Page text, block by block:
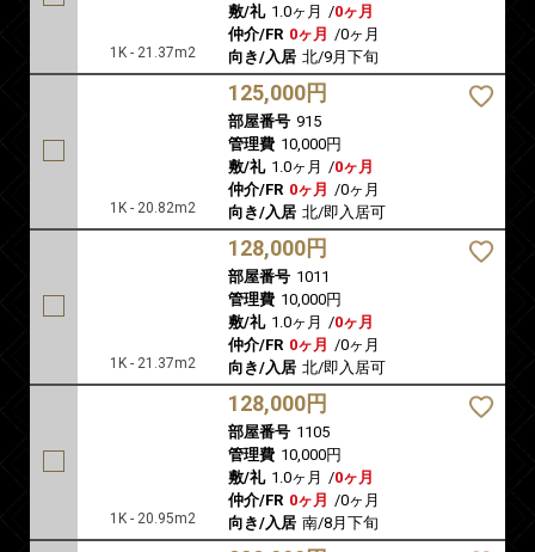
1K - 21.37m2
敷/礼 1.0ヶ月 /0ヶ月
仲介/FR 0ヶ月 /0ヶ月
向き/入居 北/9月下旬
1K - 20.82m2
125,000円
部屋番号 915
管理費 10,000円
敷/礼 1.0ヶ月 /0ヶ月
仲介/FR 0ヶ月 /0ヶ月
向き/入居 北/即入居可
1K - 21.37m2
128,000円
部屋番号 1011
管理費 10,000円
敷/礼 1.0ヶ月 /0ヶ月
仲介/FR 0ヶ月 /0ヶ月
向き/入居 北/即入居可
1K - 20.95m2
128,000円
部屋番号 1105
管理費 10,000円
敷/礼 1.0ヶ月 /0ヶ月
仲介/FR 0ヶ月 /0ヶ月
向き/入居 南/8月下旬